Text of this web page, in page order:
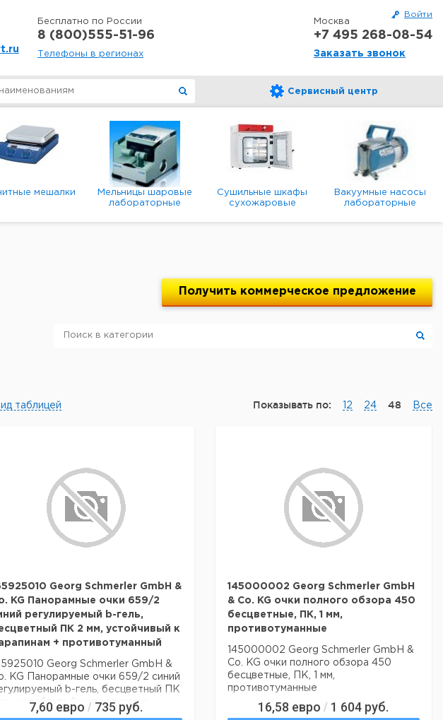
Войти
Бесплатно по России
8 (800)555-51-96
Телефоны в регионах
Москва
+7 495 268-08-54
Заказать звонок
Сервисный центр
мешалки
Мельницы шаровые
лабораторные
Сушильные шкафы
сухожаровые
Вакуумные насосы
лабораторные
мембранные
Получить коммерческое предложение
таблицей Показывать по: 12 24 48 Все
Georg Schmerler GmbH &
KG Панорамные очки 659/2
регулируемый b-гель,
ПК 2 мм, устойчивый к
+ противотуманный
Georg Schmerler GmbH &
KG Панорамные очки 659/2 синий
b-гель, бесцветный ПК
мм, устойчивый к царапинам +
7,60 евро / 735 руб.
145000002 Georg Schmerler GmbH
& Co. KG очки полного обзора 450
бесцветные, ПК, 1 мм,
противотуманные
145000002 Georg Schmerler GmbH &
Co. KG очки полного обзора 450
бесцветные, ПК, 1 мм,
противотуманные
16,58 евро / 1 604 руб.